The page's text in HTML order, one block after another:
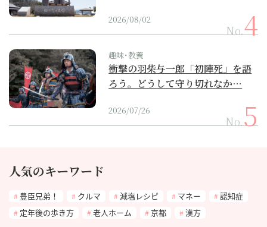
2026/08/02
No.
趣味･教養
衝撃の羽柴与一郎「初陣死」を語
ろう。どうして守り切れなか…
2026/07/26
No.
人気のキーワード
豊臣兄弟！ クルマ 減塩レシピ マネー
認知症
定年後の歩き方
老人ホーム 京都 漢方